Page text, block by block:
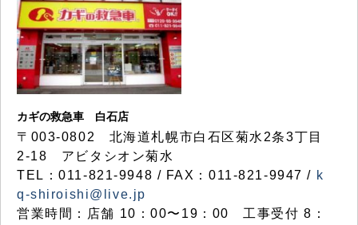
カギの救急車 白石店
〒003-0802 北海道札幌市白石区菊水2条3丁目
2-18 アビタシオン菊水
TEL：011-821-9948 / FAX：011-821-9947 / k
q-shiroishi@live.jp
営業時間：店舗 10：00〜19：00 工事受付 8：